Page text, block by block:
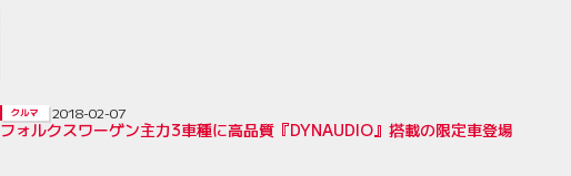
フォルクスワーゲン主力3車種に高品質『DYNAUDIO』搭載の限定車登場
クルマ 2018-02-07